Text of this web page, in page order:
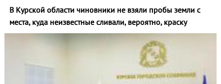
В Курской области чиновники не взяли пробы земли с
места, куда неизвестные сливали, вероятно, краску